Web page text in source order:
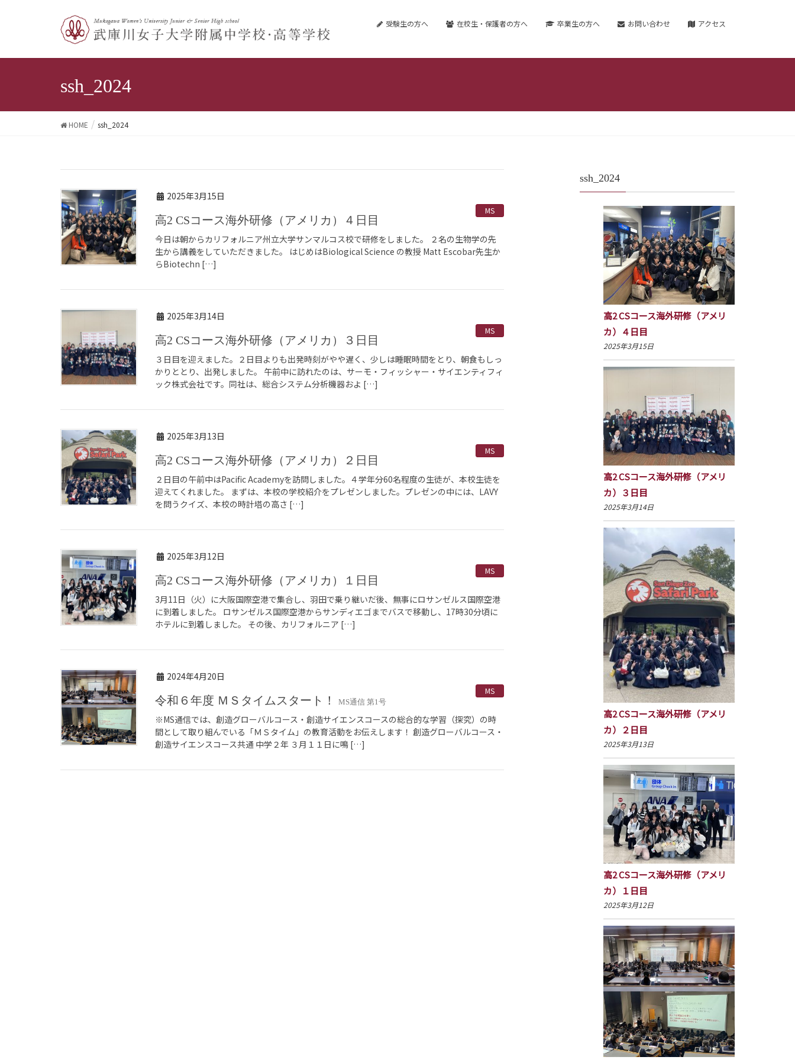
受験生の方へ 在校生・保護者の方へ 卒業生の方へ お問い合わせ アクセス
ssh_2024
HOME ssh_2024
2025年3月15日
MS
高2 CSコース海外研修（アメリカ）４日目
今日は朝からカリフォルニア州立大学サンマルコス校で研修をしました。 ２名の生物学の先
生から講義をしていただきました。 はじめはBiological Science の教授 Matt Escobar先生か
らBiotechn […]
2025年3月14日
MS
高2 CSコース海外研修（アメリカ）３日目
３日目を迎えました。２日目よりも出発時刻がやや遅く、少しは睡眠時間をとり、朝食もしっ
かりととり、出発しました。 午前中に訪れたのは、サーモ・フィッシャー・サイエンティフィ
ック株式会社です。同社は、総合システム分析機器およ […]
2025年3月13日
MS
高2 CSコース海外研修（アメリカ）２日目
２日目の午前中はPacific Academyを訪問しました。４学年分60名程度の生徒が、本校生徒を
迎えてくれました。 まずは、本校の学校紹介をプレゼンしました。プレゼンの中には、LAVY
を問うクイズ、本校の時計塔の高さ […]
2025年3月12日
MS
高2 CSコース海外研修（アメリカ）１日目
3月11日（火）に大阪国際空港で集合し、羽田で乗り継いだ後、無事にロサンゼルス国際空港
に到着しました。 ロサンゼルス国際空港からサンディエゴまでバスで移動し、17時30分頃に
ホテルに到着しました。 その後、カリフォルニア […]
2024年4月20日
MS
令和６年度 ＭＳタイムスタート！ MS通信 第1号
※MS通信では、創造グローバルコース・創造サイエンスコースの総合的な学習（探究）の時
間として取り組んでいる「ＭＳタイム」の教育活動をお伝えします！ 創造グローバルコース・
創造サイエンスコース共通 中学２年 ３月１１日に鳴 […]
ssh_2024
高2 CSコース海外研修（アメリ
カ）４日目
2025年3月15日
高2 CSコース海外研修（アメリ
カ）３日目
2025年3月14日
高2 CSコース海外研修（アメリ
カ）２日目
2025年3月13日
高2 CSコース海外研修（アメリ
カ）１日目
2025年3月12日